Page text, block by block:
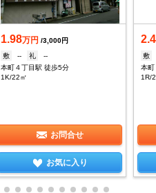
1.98万円 /3,000円
敷
-- 礼
--
本町４丁目駅 徒歩5分
1K/22㎡
お問合せ
お気に入り
2.4
敷
本町
1R/